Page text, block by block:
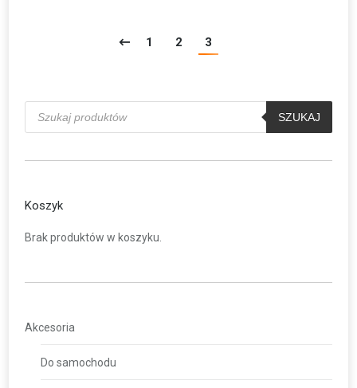
1 2 3
Wyszukiwarka
produktów
SZUKAJ
Koszyk
Brak produktów w koszyku.
Akcesoria
Do samochodu